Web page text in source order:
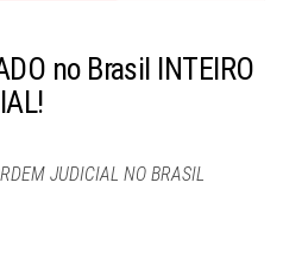
no Brasil INTEIRO
JUDICIAL NO BRASIL